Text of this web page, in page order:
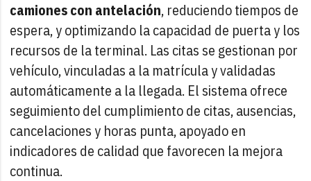
camiones con antelación, reduciendo tiempos de
espera, y optimizando la capacidad de puerta y los
recursos de la terminal. Las citas se gestionan por
vehículo, vinculadas a la matrícula y validadas
automáticamente a la llegada. El sistema ofrece
seguimiento del cumplimiento de citas, ausencias,
cancelaciones y horas punta, apoyado en
indicadores de calidad que favorecen la mejora
continua.